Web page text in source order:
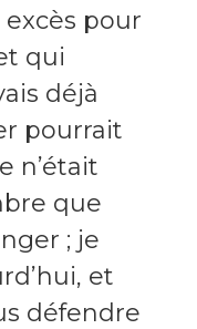
excès pour
qui
déjà
pourrait
n’était
que
; je
et
défendre